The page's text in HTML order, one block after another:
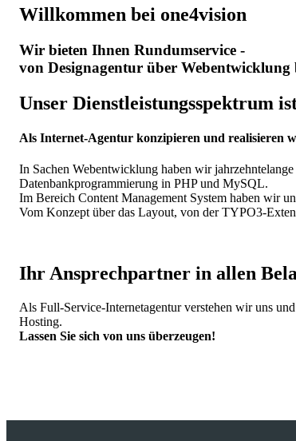
Willkommen bei one4vision
Wir bieten Ihnen Rundumservice -
von Designagentur über
Unser Dienstleistungsspektrum
Als Internet-Agentur konzipieren und realisieren
In Sachen Webentwicklung haben wir
Datenbankprogrammierung in PHP und MySQL.
Im Bereich Content Management System haben wir
Vom Konzept über das Layout, von der TYPO3-
Ihr Ansprechpartner in allen
Als Full-Service-Internetagentur verstehen wir uns
Hosting.
Lassen Sie sich von uns überzeugen!